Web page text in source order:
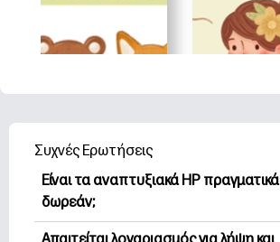
Συχνές Ερωτήσεις
Είναι τα αναπτυξιακά HP πραγματικά
δωρεάν;
Η HP Printables προσφέρει 2,500+